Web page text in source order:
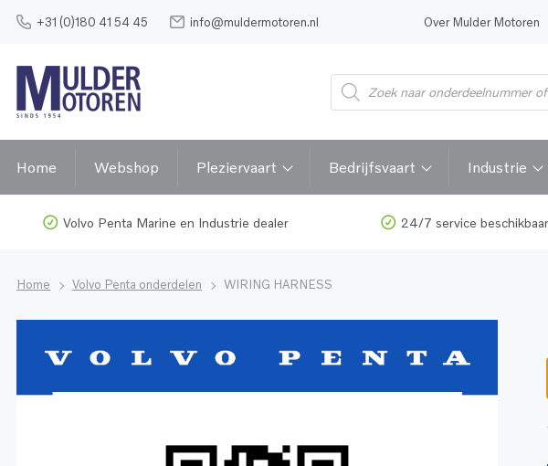
+31 (0)180 41 54 45 info@muldermotoren.nl Over Mulder Motoren
Home Webshop Pleziervaart Bedrijfsvaart Industrie
Volvo Penta Marine en Industrie dealer 24/7 service beschikbaar
Home Volvo Penta onderdelen WIRING HARNESS